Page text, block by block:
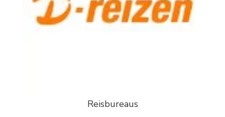
Reisbureaus